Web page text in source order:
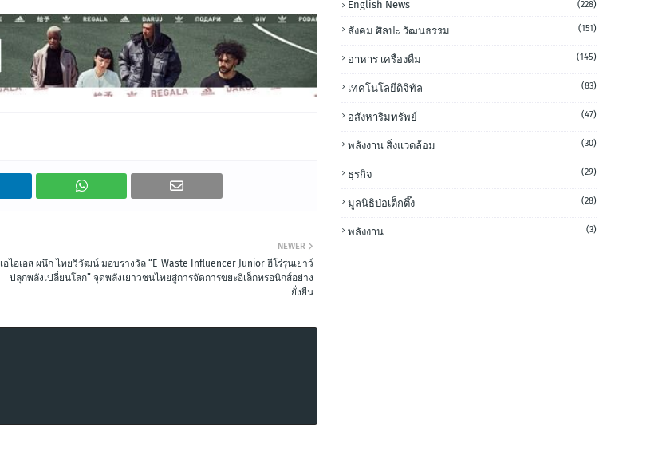
NEWER
เอไอเอส ผนึก ไทยวิวัฒน์ มอบรางวัล “E-Waste Influencer Junior ฮีโร่รุ่นเยาว์
ปลุกพลังเปลี่ยนโลก” จุดพลังเยาวชนไทยสู่การจัดการขยะอิเล็กทรอนิกส์อย่าง
ยั่งยืน
English News (228)
สังคม ศิลปะ วัฒนธรรม (151)
อาหาร เครื่องดื่ม (145)
เทคโนโลยีดิจิทัล (83)
อสังหาริมทรัพย์ (47)
พลังงาน สิ่งแวดล้อม (30)
ธุรกิจ (29)
มูลนิธิป่อเต็กตึ๊ง (28)
พลังงาน (3)